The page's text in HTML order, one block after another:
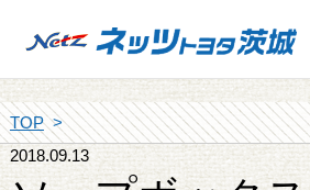
TOP
2018.09.13